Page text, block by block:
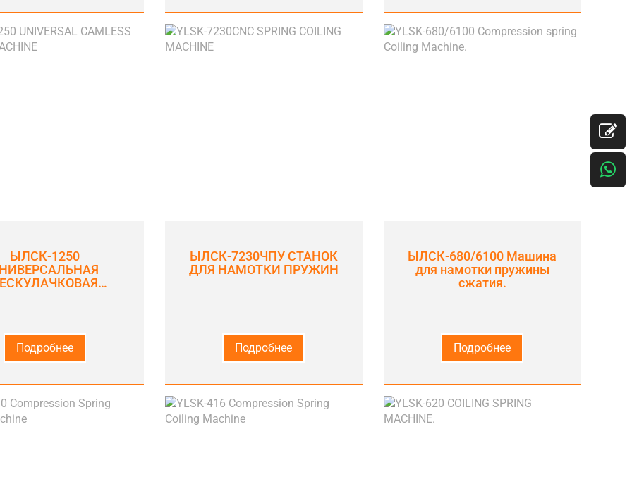
ЫЛСК-1250
Подробнее
ЫЛСК-7230ЧПУ СТАНОК
ДЛЯ НАМОТКИ ПРУЖИН
Подробнее
ЫЛСК-680/6100 Машина
для намотки пружины
сжатия.
Подробнее